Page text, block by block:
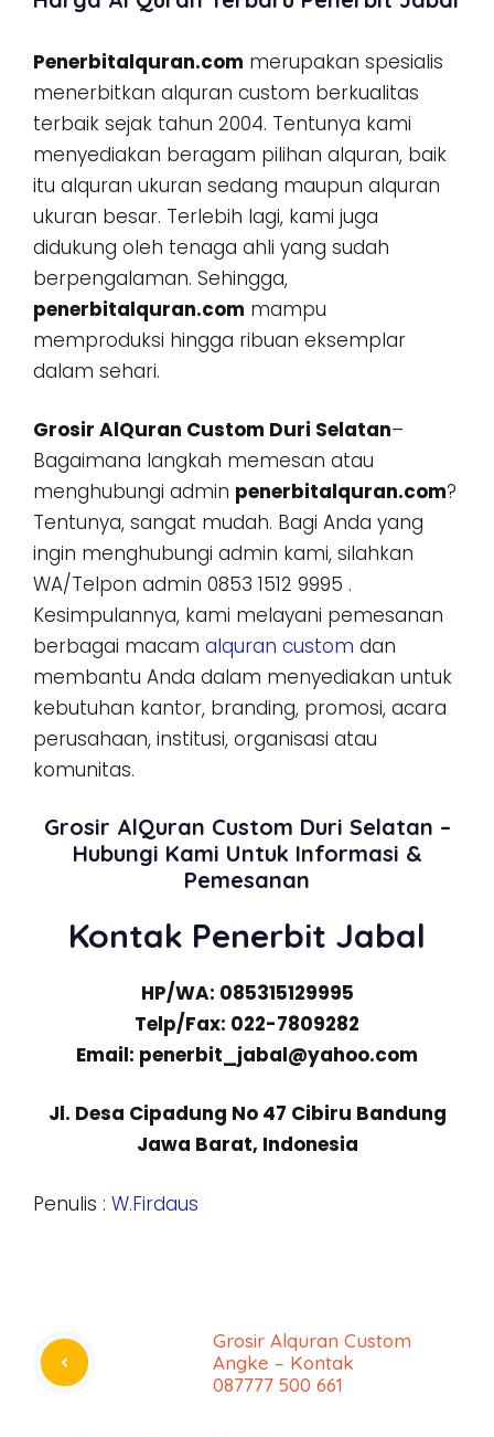
Penerbitalquran.com merupakan spesialis
menerbitkan alquran custom berkualitas
terbaik sejak tahun 2004. Tentunya kami
menyediakan beragam pilihan alquran, baik
itu alquran ukuran sedang maupun alquran
ukuran besar. Terlebih lagi, kami juga
didukung oleh tenaga ahli yang sudah
berpengalaman. Sehingga,
penerbitalquran.com mampu
memproduksi hingga ribuan eksemplar
dalam sehari.
Grosir AlQuran Custom Duri Selatan–
Bagaimana langkah memesan atau
menghubungi admin penerbitalquran.com?
Tentunya, sangat mudah. Bagi Anda yang
ingin menghubungi admin kami, silahkan
WA/Telpon admin 0853 1512 9995 .
Kesimpulannya, kami melayani pemesanan
berbagai macam alquran custom dan
membantu Anda dalam menyediakan untuk
kebutuhan kantor, branding, promosi, acara
perusahaan, institusi, organisasi atau
komunitas.
Grosir AlQuran Custom Duri Selatan –
Hubungi Kami Untuk Informasi &
Pemesanan
Kontak Penerbit Jabal
HP/WA: 085315129995
Telp/Fax: 022-7809282
Email: penerbit_jabal@yahoo.com
Jl. Desa Cipadung No 47 Cibiru Bandung
Jawa Barat, Indonesia
Penulis : W.Firdaus
Grosir Alquran Custom
Angke – Kontak
087777 500 661